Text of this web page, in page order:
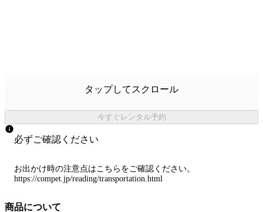
タップしてスクロール
今すぐレンタル予約
必ずご確認ください
お出かけ時の注意点はこちらをご確認ください。
https://compet.jp/reading/transportation.html
商品について